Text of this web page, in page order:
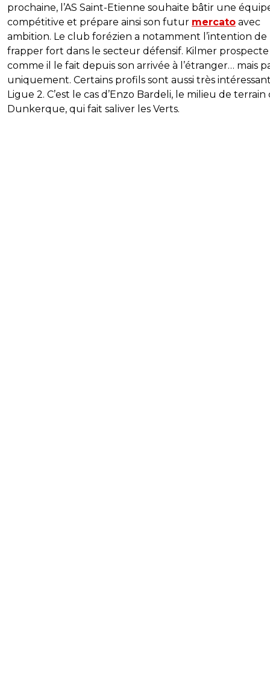
prochaine, l’AS Saint-Etienne souhaite bâtir une
compétitive et prépare ainsi son futur mercato avec
ambition. Le club forézien a notamment l’intention de
frapper fort dans le secteur défensif. Kilmer prospecte
comme il le fait depuis son arrivée à l’étranger… mais
uniquement. Certains profils sont aussi très
Ligue 2. C’est le cas d’Enzo Bardeli, le milieu de terrain
Dunkerque, qui fait saliver les Verts.